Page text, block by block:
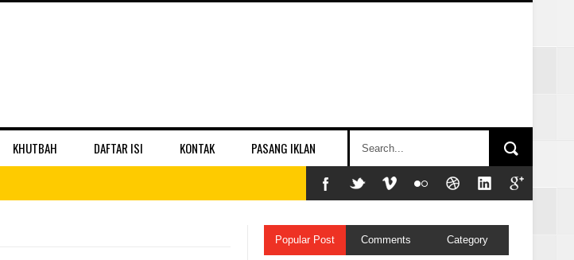
KHUTBAH DAFTAR ISI KONTAK PASANG IKLAN
Popular Post Comments Category